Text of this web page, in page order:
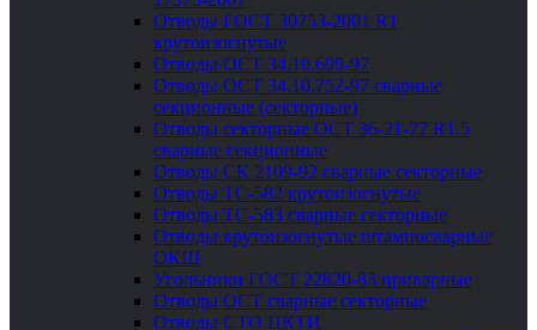
Отводы ГОСТ 30753-2001 R1
крутоизогнутые
Отводы ОСТ 34.10.699-97
Отводы ОСТ 34.10.752-97 сварные
секционные (секторные)
Отводы секторные ОСТ 36-21-77 R1.5
сварные секционные
Отводы СК 2109-92 сварные секторные
Отводы ТС-582 крутоизогнутые
Отводы ТС-583 сварные секторные
Отводы крутоизогнутые штампосварные
ОКШ
Угольники ГОСТ 22820-83 приварные
Отводы ОСТ сварные секторные
Отводы СТО ЦКТИ